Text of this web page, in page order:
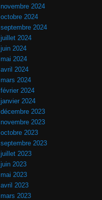
novembre 2024
octobre 2024
septembre 2024
juillet 2024
juin 2024
mai 2024
avril 2024
mars 2024
février 2024
janvier 2024
décembre 2023
novembre 2023
octobre 2023
septembre 2023
juillet 2023
juin 2023
mai 2023
avril 2023
mars 2023